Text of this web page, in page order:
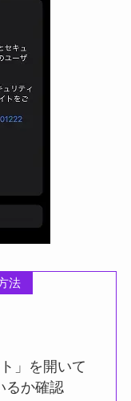
法
」を開いて
るか確認